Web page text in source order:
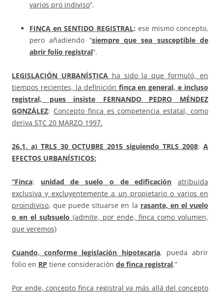
varios pro indiviso”.
FINCA enSENTIDO REGISTRAL: ese mismo concepto,
pero añadiendo “siempre que sea susceptible de
abrir folio registral”.
LEGISLACIÓN URBANÍSTICA ha sido la que formuló, en
tiempos recientes, la definición finca en general, e incluso
registral, pues insiste FERNANDO PEDRO MÉNDEZ
GONZÁLEZ: Concepto finca es competencia estatal, como
deriva STC 20 MARZO 1997.
26.1. a) TRLS 30 OCTUBRE 2015 siguiendo TRLS 2008: A
EFECTOS URBANÍSTICOS:
“Finca: unidad de suelo o de edificación
atribuida
exclusiva y excluyentemente a un propietario o varios en
proindiviso, que puede situarse en la rasante, en el vuelo
o en el subsuelo (admite, por ende, finca como volumen,
que veremos)
Cuando, conforme legislación hipotecaria, pueda abrir
folio en RP tiene consideración de finca registral.”
Por ende, concepto finca registral va más allá del concepto